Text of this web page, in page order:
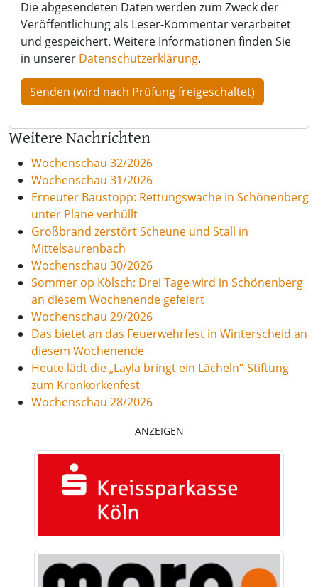
Die abgesendeten Daten werden zum Zweck der
Veröffentlichung als Leser-Kommentar verarbeitet
und gespeichert. Weitere Informationen finden Sie
in unserer Datenschutzerklärung.
Weitere Nachrichten
Wochenschau 32/2026
Wochenschau 31/2026
Erneuter Baustopp: Rettungswache in Schönenberg
unter Plane verhüllt
Großbrand zerstört Scheune und Stall in
Mittelsaurenbach
Wochenschau 30/2026
Sommer op Kölsch: Drei Tage wird in Schönenberg
an diesem Wochenende gefeiert
Wochenschau 29/2026
Das bietet an das Feuerwehrfest in Winterscheid an
diesem Wochenende
Heute lädt die „Layla bringt ein Lächeln“-Stiftung
zum Kronkorkenfest
Wochenschau 28/2026
ANZEIGEN